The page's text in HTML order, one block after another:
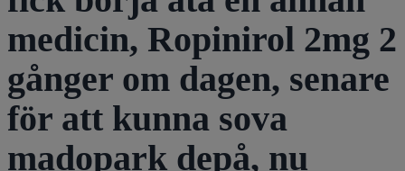
medicin, Ropinirol 2mg 2
gånger om dagen, senare
för att kunna sova
madopark depå, nu